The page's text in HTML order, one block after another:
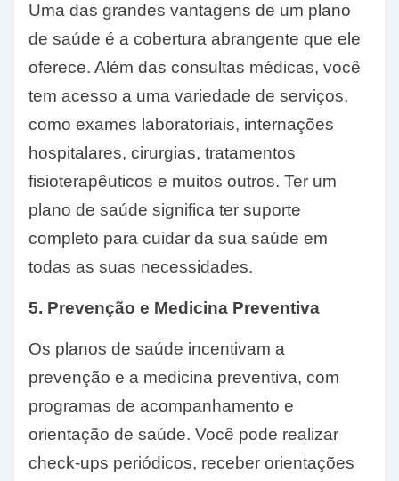
Uma das grandes vantagens de um plano
de saúde é a cobertura abrangente que ele
oferece. Além das consultas médicas, você
tem acesso a uma variedade de serviços,
como exames laboratoriais, internações
hospitalares, cirurgias, tratamentos
fisioterapêuticos e muitos outros. Ter um
plano de saúde significa ter suporte
completo para cuidar da sua saúde em
todas as suas necessidades.
5. Prevenção e Medicina Preventiva
Os planos de saúde incentivam a
prevenção e a medicina preventiva, com
programas de acompanhamento e
orientação de saúde. Você pode realizar
check-ups periódicos, receber orientações